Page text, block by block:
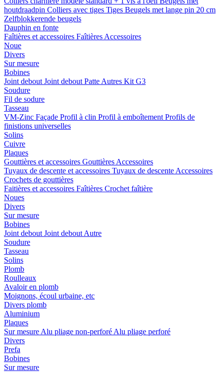
houtdraadpin Colliers avec tiges Tiges Beugels met lange pin 20 cm
Zelfblokkerende beugels
Dauphin en fonte
Faîtières et accessoires Faîtières Accessoires
Noue
Divers
Sur mesure
Bobines
Joint debout Joint debout Patte Autres Kit G3
Soudure
Fil de sodure
Tasseau
VM-Zinc Façade Profil à clin Profil à emboîtement Profils de
finistions universelles
Solins
Cuivre
Plaques
Gouttières et accessoires Gouttières Accessoires
Tuyaux de descente et accessoires Tuyaux de descente Accessoires
Crochets de gouttières
Faitières et accessoires Faîtières Crochet faîtière
Noues
Divers
Sur mesure
Bobines
Joint debout Joint debout Autre
Soudure
Tasseau
Solins
Plomb
Roulleaux
Avaloir en plomb
Moignons, écoul urbaine, etc
Divers plomb
Aluminium
Plaques
Sur mesure Alu pliage non-perforé Alu pliage perforé
Divers
Prefa
Bobines
Sur mesure